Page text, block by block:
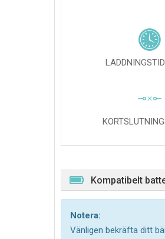
Kompatibelt
Notera:
Vänligen bekräfta ditt